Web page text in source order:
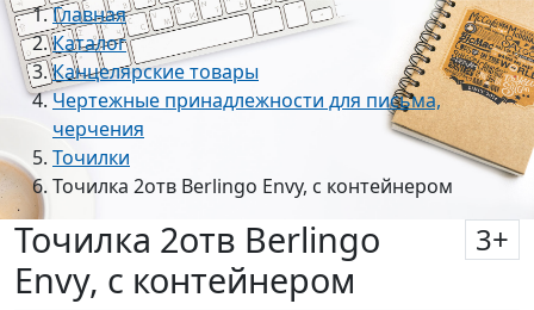
Главная
Каталог
Канцелярские товары
Чертежные принадлежности для письма,
черчения
Точилки
Точилка 2отв Berlingo Envy, с контейнером
Точилка 2отв Berlingo
Envy, с контейнером
3+